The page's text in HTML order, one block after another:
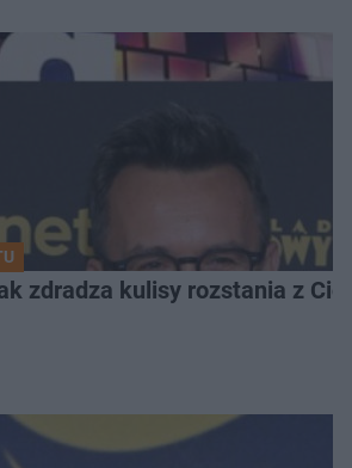
zdradza kulisy rozstania z